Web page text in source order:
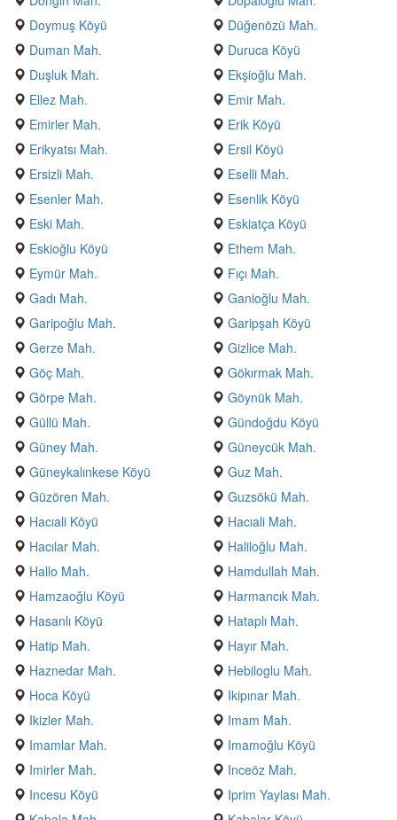
Doymuş Köyü
Düğenözü Mah.
Duman Mah.
Duruca Köyü
Duşluk Mah.
Ekşioğlu Mah.
Ellez Mah.
Emir Mah.
Emirler Mah.
Erik Köyü
Erikyatsı Mah.
Ersil Köyü
Ersizli Mah.
Eselli Mah.
Esenler Mah.
Esenlik Köyü
Eski Mah.
Eskiatça Köyü
Eskioğlu Köyü
Ethem Mah.
Eymür Mah.
Fıçı Mah.
Gadı Mah.
Ganioğlu Mah.
Garipoğlu Mah.
Garipşah Köyü
Gerze Mah.
Gizlice Mah.
Göç Mah.
Gökırmak Mah.
Görpe Mah.
Göynük Mah.
Güllü Mah.
Gündoğdu Köyü
Güney Mah.
Güneycük Mah.
Güneykalınkese Köyü
Guz Mah.
Güzören Mah.
Guzsökü Mah.
Hacıali Köyü
Hacıali Mah.
Hacılar Mah.
Haliloğlu Mah.
Hallo Mah.
Hamdullah Mah.
Hamzaoğlu Köyü
Harmancık Mah.
Hasanlı Köyü
Hataplı Mah.
Hatip Mah.
Hayır Mah.
Haznedar Mah.
Hebiloglu Mah.
Hoca Köyü
Ikipınar Mah.
Ikizler Mah.
Imam Mah.
Imamlar Mah.
Imamoğlu Köyü
Imirler Mah.
Inceöz Mah.
Incesu Köyü
Iprim Yaylası Mah.